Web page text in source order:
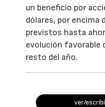
un beneficio por
dólares, por encima
previstos hasta
evolución favorable
resto del año.
ver/